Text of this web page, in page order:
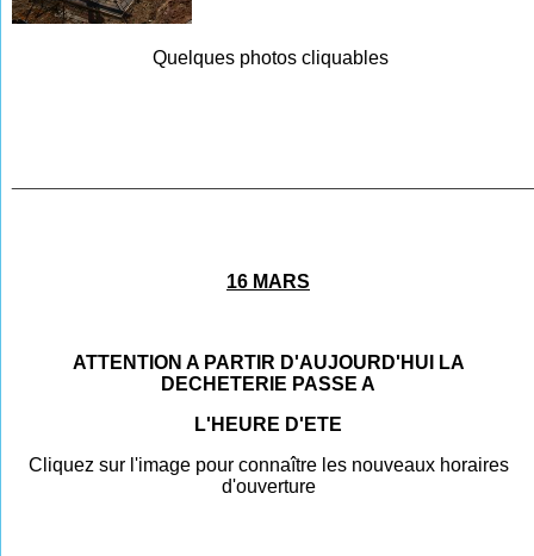
Quelques photos cliquables
16 MARS
ATTENTION A PARTIR D'AUJOURD'HUI LA
DECHETERIE PASSE A
L'HEURE D'ETE
Cliquez sur l'image pour connaître les nouveaux horaires
d'ouverture